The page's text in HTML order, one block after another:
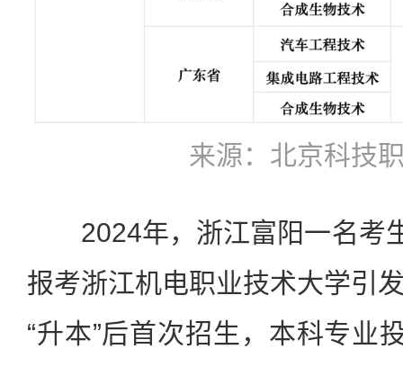
来源：北京科技
2024年，浙江富阳一名考
报考浙江机电职业技术大学引
“升本”后首次招生，本科专业